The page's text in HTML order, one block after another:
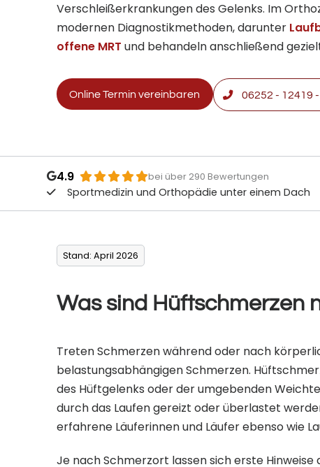
Verschleißerkrankungen des Gelenks. Im
modernen Diagnostikmethoden, darunter
offene MRT und behandeln anschließend
Online Termin vereinbaren 06252 - 12419 -
4.9 bei über 290 Bewertungen
Sportmedizin und Orthopädie unter einem Dach
Stand: April 2026
Was sind Hüftschmerzen
Treten Schmerzen während oder nach
belastungsabhängigen Schmerzen.
des Hüftgelenks oder der umgebenden
durch das Laufen gereizt oder überlastet
erfahrene Läuferinnen und Läufer ebenso wie
Je nach Schmerzort lassen sich erste